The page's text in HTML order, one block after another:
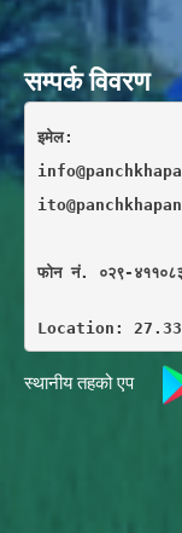
सम्पर्क विवरण
इमेल:
फाेन नं. ०२९-
Location:
स्थानीय तहको एप